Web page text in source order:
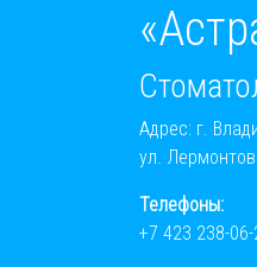
Адрес: г.
ул.
Телефоны:
+7 423 238-06-